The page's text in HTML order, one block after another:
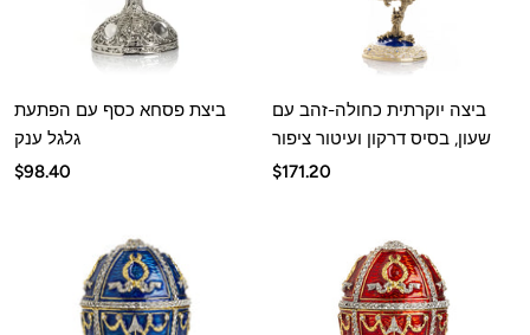
ביצה יוקרתית כחולה-זהב עם
שעון, בסיס דרקון ועיטור ציפור
מחיר
$171.20
ביצת פסחא כסף עם הפתעת
גלגל ענק
מחיר
$98.40